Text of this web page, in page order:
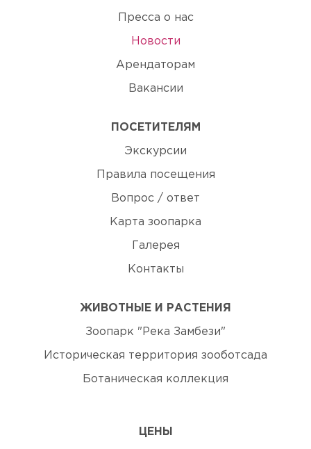
Пресса о нас
Новости
Арендаторам
Вакансии
ПОСЕТИТЕЛЯМ
Экскурсии
Правила посещения
Вопрос / ответ
Карта зоопарка
Галерея
Контакты
ЖИВОТНЫЕ И РАСТЕНИЯ
Зоопарк "Река Замбези"
Историческая территория зооботсада
Ботаническая коллекция
ЦЕНЫ